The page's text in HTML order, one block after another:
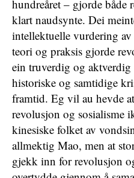
hundreåret – gjorde både
klart naudsynte. Dei
intellektuelle vurdering
teori og praksis gjorde
ein truverdig og
historiske og samtidige
framtid. Eg vil au hevde
revolusjon og sosialisme
kinesiske folket av
allmektig Mao, men at
gjekk inn for revolusjon